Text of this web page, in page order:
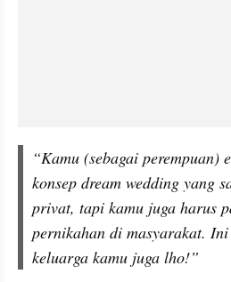
“Kamu (sebagai perempuan)
konsep dream wedding yang
privat, tapi kamu juga harus
pernikahan di masyarakat.
keluarga kamu juga lho!”